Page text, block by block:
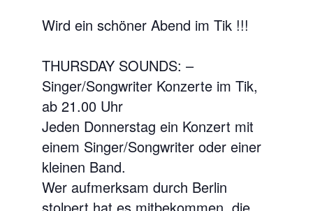
Wird ein schöner Abend im Tik !!!
THURSDAY SOUNDS: –
Singer/Songwriter Konzerte im Tik,
ab 21.00 Uhr
Jeden Donnerstag ein Konzert mit
einem Singer/Songwriter oder einer
kleinen Band.
Wer aufmerksam durch Berlin